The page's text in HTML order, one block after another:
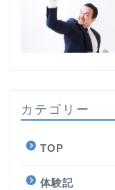
カテゴリー
TOP
体験記